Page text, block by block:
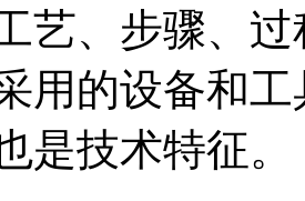
艺、步骤、
用的设备和
是技术特征。